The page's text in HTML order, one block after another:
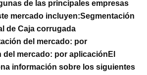
de las principales empresas
mercado incluyen:Segmentación
de Caja corrugada
del mercado: por
del mercado: por aplicación El
información sobre los siguientes